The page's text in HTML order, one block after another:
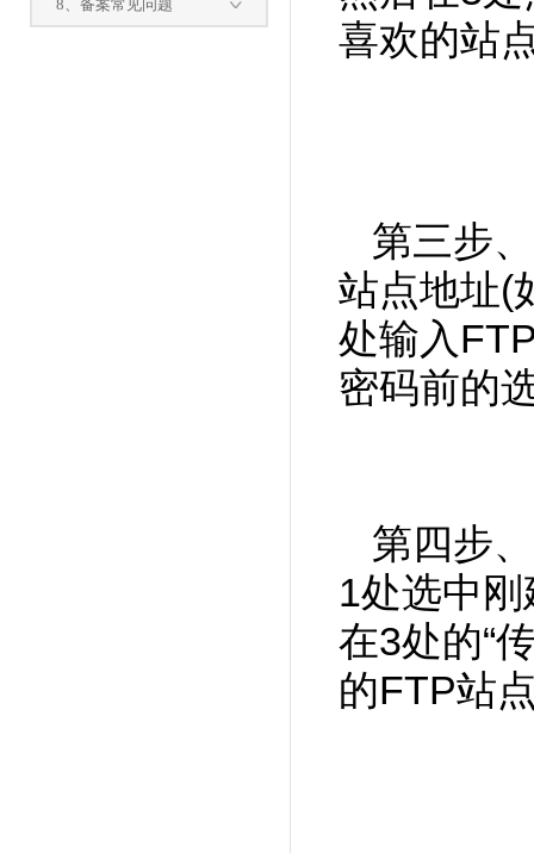
8、备案常见问题
喜欢的站
第三步
站点地址(
处输入
密码前的
第四步
1处选中
在3处的“
的FTP站